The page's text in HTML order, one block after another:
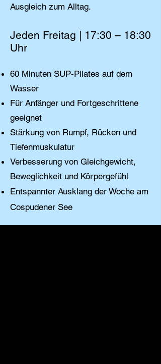
Ausgleich zum Alltag.
Jeden Freitag | 17:30 – 18:30
Uhr
60 Minuten SUP-Pilates auf dem
Wasser
Für Anfänger und Fortgeschrittene
geeignet
Stärkung von Rumpf, Rücken und
Tiefenmuskulatur
Verbesserung von Gleichgewicht,
Beweglichkeit und Körpergefühl
Entspannter Ausklang der Woche am
Cospudener See